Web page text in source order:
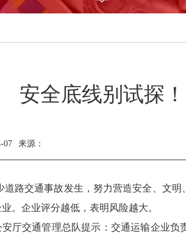
安全底线别试探
07 来源：
道路交通事故发生，努力营造安全、文
。企业评分越低，表明风险越大。
厅交通管理总队提示：交通运输企业